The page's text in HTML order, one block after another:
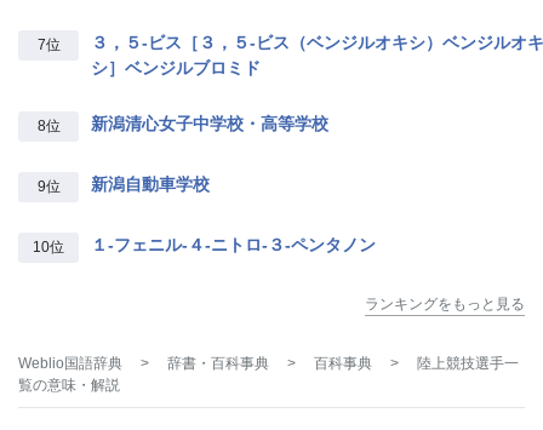
7位
３，５‐ビス［３，５‐ビス（ベンジルオキシ）ベンジルオキ
シ］ベンジルブロミド
8位 新潟清心女子中学校・高等学校
9位 新潟自動車学校
10位 １‐フェニル‐４‐ニトロ‐３‐ペンタノン
ランキングをもっと見る
Weblio国語辞典 > 辞書・百科事典 > 百科事典 >
陸上競技選手一
覧の意味・解説